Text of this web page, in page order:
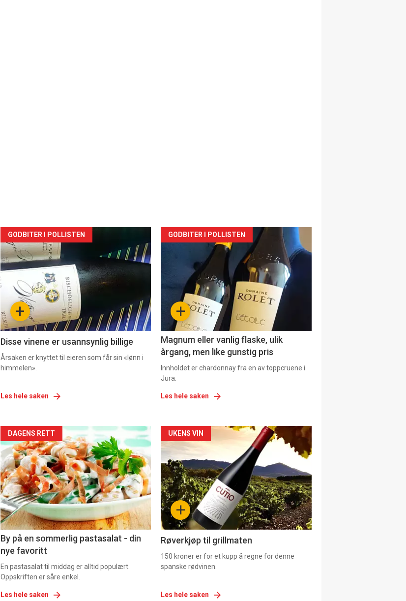
Forsiden
akkurat
nå
2 +
GODBITER I POLLISTEN
Disse vinene er usannsynlig billige
Årsaken er knyttet til eieren som får sin «lønn i
himmelen».
Les hele saken
Forsiden
akkurat
nå
+
GODBITER I POLLISTEN
Magnum eller vanlig flaske, ulik
årgang, men like gunstig pris
Innholdet er chardonnay fra en av toppcruene i
Jura.
Les hele saken
Forsiden
akkurat
nå
-
5
DAGENS RETT
By på en sommerlig pastasalat - din
nye favoritt
En pastasalat til middag er alltid populært.
Oppskriften er såre enkel.
Les hele saken
Forsiden
akkurat
nå
-
6 +
UKENS VIN
Røverkjøp til grillmaten
150 kroner er for et kupp å regne for denne
spanske rødvinen.
Les hele saken